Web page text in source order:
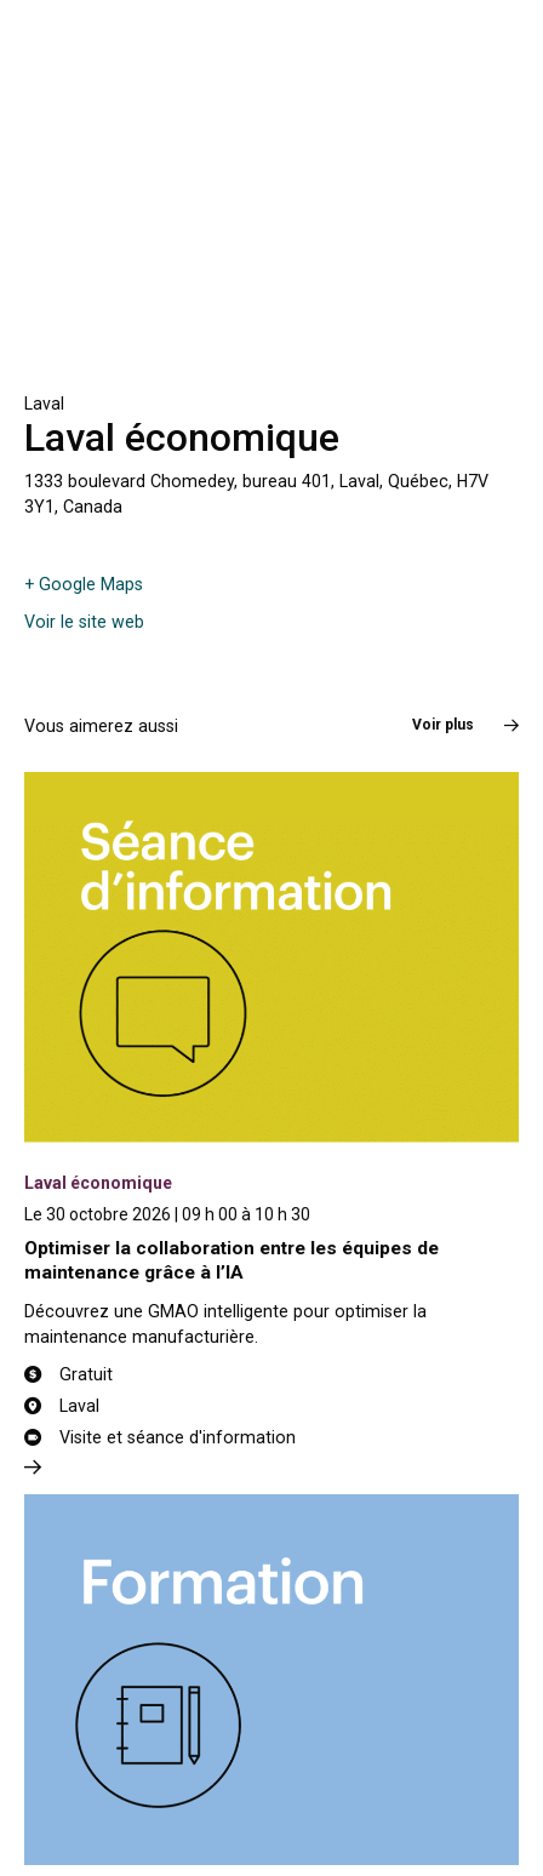
Laval
Laval économique
1333 boulevard Chomedey, bureau 401, Laval, Québec, H7V
3Y1, Canada
+ Google Maps
Voir le site web
Vous aimerez aussi Voir plus
Laval économique
Le 30 octobre 2026 | 09 h 00 à 10 h 30
Optimiser la collaboration entre les équipes de
maintenance grâce à l’IA
Découvrez une GMAO intelligente pour optimiser la
maintenance manufacturière.
Gratuit
Laval
Visite et séance d'information